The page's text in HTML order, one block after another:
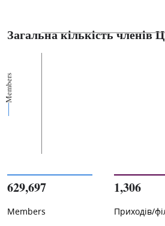
Загальна кількість членів
Members
629,697
Members
1,306
Приходів/